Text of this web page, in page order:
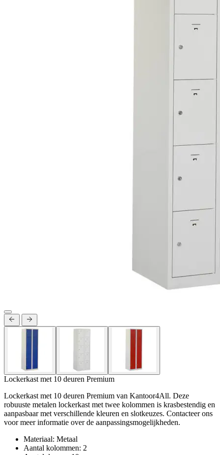
Lockerkast met 10 deuren Premium
Lockerkast met 10 deuren Premium van Kantoor4All. Deze
robuuste metalen lockerkast met twee kolommen is krasbestendig en
aanpasbaar met verschillende kleuren en slotkeuzes. Contacteer ons
voor meer informatie over de aanpassingsmogelijkheden.
Materiaal: Metaal
Aantal kolommen: 2